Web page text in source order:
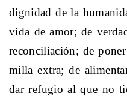
dignidad de la
vida de amor; de
reconciliación; de
milla extra; de
dar refugio al que no